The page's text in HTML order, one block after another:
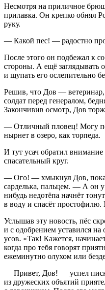
Несмотря на приличное
прилавка. Он крепко обнял
руку.
— Какой пес! — радостно
После этого он подбежал к
стороны. А ещё заглядывать
и щупать его ослепительно
Решив, что Дов — ветеринар,
солдат перед генералом,
Закончивив осмотр, Дов
— Отличный пловец! Могу
нырнет в озеро, как торпеда.
И тут усач обратил внимание
спасательный круг.
— Ого! — хмыкнул Дов,
сарделька, пальцем. — А он
нибудь недотёпа начнёт
в воду и спасёт
Услышав эту новость, пёс
и с одобрением уставился
усов. «Так! Кажется,
когда про тебя говорят
ежеминутно олухом или
— Привет, Дов! — успел
из дружеских объятий